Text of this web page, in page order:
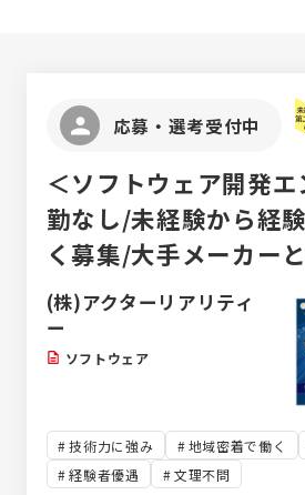
応募・選考受付中
＜ソフトウェア開発
勤なし/未経験から経
く募集/大手メーカー
引！！
(株)アクターリアリティ
ー
ソフトウェア
技術力に強み 地域密着で働く
経験者優遇
文理不問